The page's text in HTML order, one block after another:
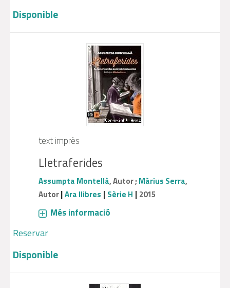
Disponible
text imprès
Lletraferides
Assumpta Montellà, Autor ; Màrius Serra,
Autor|Ara llibres | Sèrie H | 2015
Més informació
Reservar
Disponible